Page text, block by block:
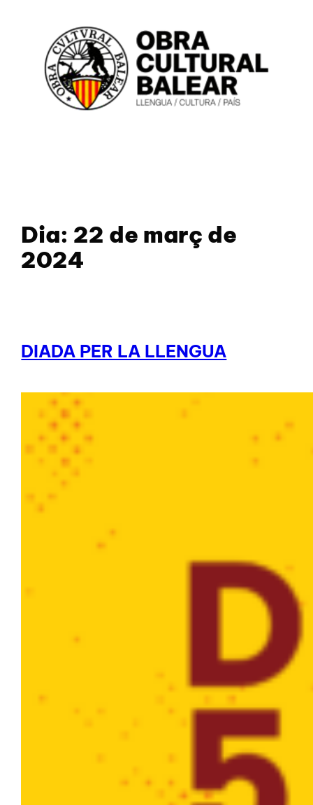
Dia: 22 de març de
2024
DIADA PER LA LLENGUA